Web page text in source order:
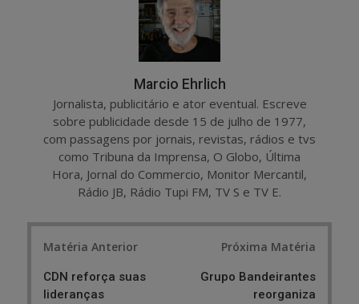
Marcio Ehrlich
Jornalista, publicitário e ator eventual. Escreve
sobre publicidade desde 15 de julho de 1977,
com passagens por jornais, revistas, rádios e tvs
como Tribuna da Imprensa, O Globo, Última
Hora, Jornal do Commercio, Monitor Mercantil,
Rádio JB, Rádio Tupi FM, TV S e TV E.
Matéria Anterior
CDN reforça suas
lideranças
Próxima Matéria
Grupo Bandeirantes
reorganiza